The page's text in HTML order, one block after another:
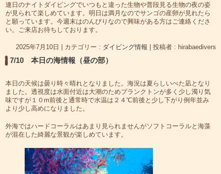
連日のナイトダイビングでいつもと違った生物や普段見る生物の夜の姿
が見られて楽しめています。明日は満月なのでサンゴの産卵が見れたら
と願っています。今週末はのんびりなので興味がある方はご連絡くださ
い。ご来店お待ちしております。
2025年7月10日 | カテゴリー : ダイビング情報 | 投稿者 : hirabaedivers
7/10 本日の海情報（昼の部）
本日の天候は曇り時々晴れとなりました。海況は夏らしいべた凪となり
ました。透視度は水面付近は大潮のためプランクトンが多く少し濁り気
味ですが１０m前後と通常時で水温は２４℃前後と少し下がり例年並み
より少し高めになりました。
外海ではハードコーラルはあまり見られませんがソフトコーラルと海藻
が混在した綺麗な景観が楽しめています。